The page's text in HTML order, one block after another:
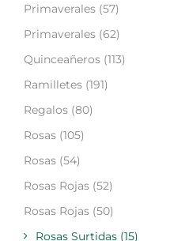
Primaverales (57)
Primaverales (62)
Quinceañeros (113)
Ramilletes (191)
Regalos (80)
Rosas (105)
Rosas (54)
Rosas Rojas (52)
Rosas Rojas (50)
Rosas Surtidas (15)